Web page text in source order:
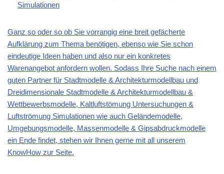
Simulationen
Ganz so oder so ob Sie vorrangig eine breit gefächerte
Aufklärung zum Thema benötigen, ebenso wie Sie schon
eindeutige Ideen haben und also nur ein konkretes
Warenangebot anfordern wollen. Sodass Ihre Suche nach einem
guten Partner für Stadtmodelle & Architekturmodellbau und
Dreidimensionale Stadtmodelle & Architekturmodellbau &
Wettbewerbsmodelle, Kaltluftstömung Untersuchungen &
Luftströmung Simulationen wie auch Geländemodelle,
Umgebungsmodelle, Massenmodelle & Gipsabdruckmodelle
ein Ende findet, stehen wir Ihnen gerne mit all unserem
KnowHow zur Seite.